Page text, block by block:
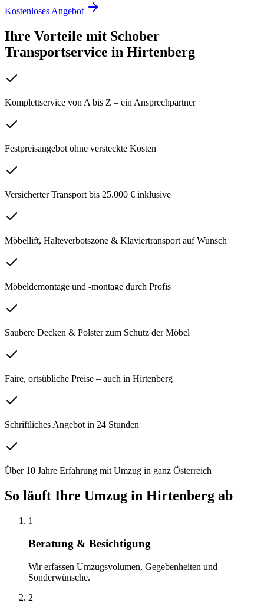
Kostenloses Angebot
Ihre Vorteile mit Schober
Transportservice in Hirtenberg
Komplettservice von A bis Z – ein Ansprechpartner
Festpreisangebot ohne versteckte Kosten
Versicherter Transport bis 25.000 € inklusive
Möbellift, Halteverbotszone & Klaviertransport auf Wunsch
Möbeldemontage und -montage durch Profis
Saubere Decken & Polster zum Schutz der Möbel
Faire, ortsübliche Preise – auch in Hirtenberg
Schriftliches Angebot in 24 Stunden
Über 10 Jahre Erfahrung mit Umzug in ganz Österreich
So läuft Ihre Umzug in Hirtenberg ab
1
Beratung & Besichtigung
Wir erfassen Umzugsvolumen, Gegebenheiten und
Sonderwünsche.
2